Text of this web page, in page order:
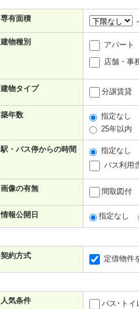
専有面積
建物種別 アパート
店舗・事
建物タイプ 分譲賃貸
築年数 指定なし
25年以内
駅・バス停からの時間 指定なし
バス利用
画像の有無 間取図付
情報公開日 指定なし
契約方式 定借物件
人気条件 バス･トイ